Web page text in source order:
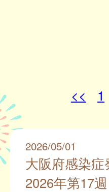
<< 1
2026/05/01
大阪府感染
2026年第17週